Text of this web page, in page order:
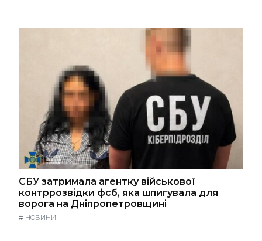
СБУ затримала агентку військової
контррозвідки фсб, яка шпигувала для
ворога на Дніпропетровщині
# НОВИНИ